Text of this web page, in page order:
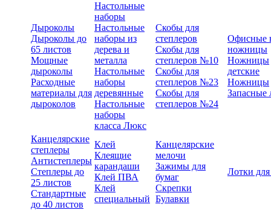
Дыроколы
Дыроколы до
65 листов
Мощные
дыроколы
Расходные
материалы для
дыроколов
Настольные
наборы
Настольные
наборы из
дерева и
металла
Настольные
наборы
деревянные
Настольные
наборы
класса Люкс
Скобы для
степлеров
Скобы для
степлеров №10
Скобы для
степлеров №23
Скобы для
степлеров №24
Офисные
ножницы
Ножницы
детские
Ножницы
Запасные
Канцелярские
степлеры
Антистеплеры
Степлеры до
25 листов
Стандартные
до 40 листов
Клей
Клеящие
карандаши
Клей ПВА
Клей
специальный
Канцелярские
мелочи
Зажимы для
бумаг
Скрепки
Булавки
Лотки